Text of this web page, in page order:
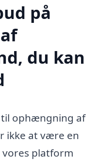
på
du kan
ophængning af
ikke at være en
platform